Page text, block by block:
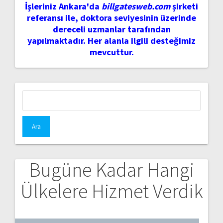
İşleriniz Ankara'da billgatesweb.comşirketi
referansı ile, doktora seviyesinin üzerinde
dereceli uzmanlar tarafından
yapılmaktadır. Her alanla ilgili desteğimiz
mevcuttur.
Bugüne Kadar Hangi
Ülkelere Hizmet Verdik